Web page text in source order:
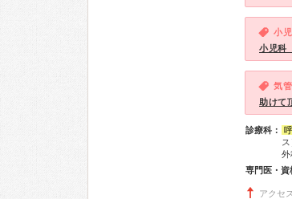
小
小児科
気
助けて
診療科：
外
専門医・資
アクセ